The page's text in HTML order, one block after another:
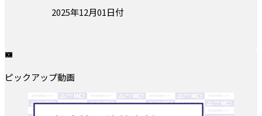
投稿日:2025年12月01日付
ピックアップ動画